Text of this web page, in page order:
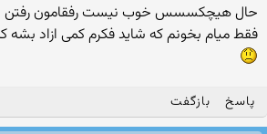
حال هیچکسسس خوب نیست رفقامون رفتن
فقط میام بخونم که شاید فکرم کمی ازاد
پاسخ بازگفت